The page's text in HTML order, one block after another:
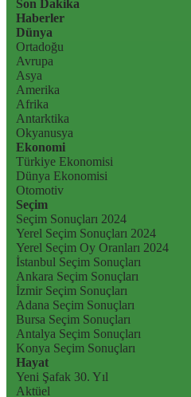
Son Dakika
Haberler
Dünya
Ortadoğu
Avrupa
Asya
Amerika
Afrika
Antarktika
Okyanusya
Ekonomi
Türkiye Ekonomisi
Dünya Ekonomisi
Otomotiv
Seçim
Seçim Sonuçları 2024
Yerel Seçim Sonuçları 2024
Yerel Seçim Oy Oranları 2024
İstanbul Seçim Sonuçları
Ankara Seçim Sonuçları
İzmir Seçim Sonuçları
Adana Seçim Sonuçları
Bursa Seçim Sonuçları
Antalya Seçim Sonuçları
Konya Seçim Sonuçları
Hayat
Yeni Şafak 30. Yıl
Aktüel